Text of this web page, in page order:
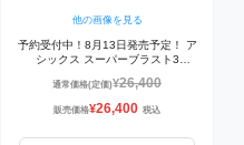
他の画像を見る
予約受付中！8月13日発売予定！ ア
シックス スーパーブラスト3
ンニングシューズ ILLUMINATE
YELLOW/ENERGY AQUA
通常価格(定価)¥26,400
販売価格¥26,400 税込